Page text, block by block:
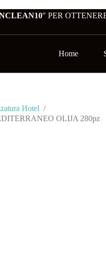
" PER
Home
Hotel /
OLIJA 280pz